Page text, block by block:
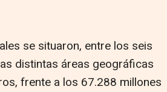
se situaron, entre los seis
distintas áreas geográficas
frente a los 67.288 millones